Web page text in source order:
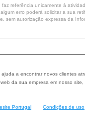
referência unicamente à
erro poderá solicitar a sua
autorização expressa da
a encontrar novos clientes
da sua empresa em nosso
Portugal Condições de uso